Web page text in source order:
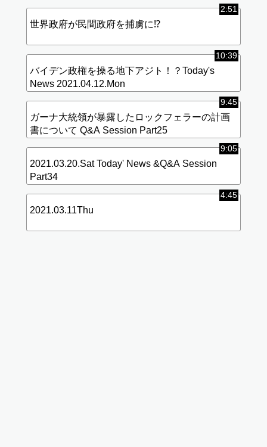
2:51
世界政府が民間政府を捕虜に⁉︎
10:39
バイデン政権を操る地下アジト！？Today's
News 2021.04.12.Mon
9:45
ガーナ大統領が暴露したロックフェラーの計画
書について Q&A Session Part25
9:05
2021.03.20.Sat Today' News &Q&A Session
Part34
4:45
2021.03.11Thu